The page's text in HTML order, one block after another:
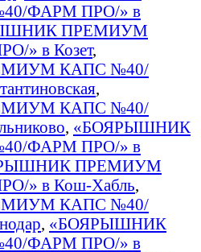
ФАРМ ПРО/» в
ПРЕМИУМ
» в Козет,
КАПС №40/
,
КАПС №40/
, «БОЯРЫШНИК
ФАРМ ПРО/» в
ПРЕМИУМ
» в Кош-Хабль,
КАПС №40/
, «БОЯРЫШНИК
ФАРМ ПРО/» в